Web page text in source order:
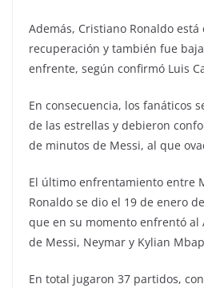
Además, Cristiano Ronaldo
recuperación y también fue
enfrente, según confirmó Luis
En consecuencia, los fanáticos
de las estrellas y debieron
de minutos de Messi, al que
El último enfrentamiento entre
Ronaldo se dio el 19 de enero
que en su momento enfrentó al
de Messi, Neymar y Kylian
En total jugaron 37 partidos,